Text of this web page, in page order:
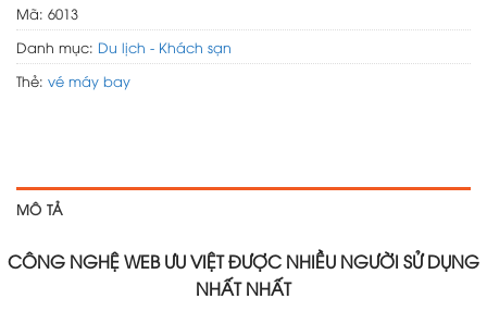
Mã: 6013
Danh mục: Du lịch - Khách sạn
Thẻ: vé máy bay
MÔ TẢ
CÔNG NGHỆ WEB ƯU VIỆT ĐƯỢC NHIỀU NGƯỜI SỬ DỤNG
NHẤT NHẤT